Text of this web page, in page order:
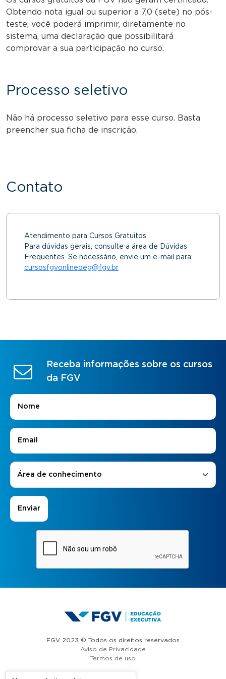
Obtendo nota igual ou superior a 7,0 (sete) no pós-
teste, você poderá imprimir, diretamente no
sistema, uma declaração que possibilitará
comprovar a sua participação no curso.
Processo seletivo
Não há processo seletivo para esse curso. Basta
preencher sua ficha de inscrição.
Contato
Atendimento para Cursos Gratuitos
Para dúvidas gerais, consulte a área de Dúvidas
Frequentes. Se necessário, envie um e-mail para:
cursosfgvonlineoeg@fgv.br
Receba informações sobre os cursos
da FGV
Nome
E-mail
Áreas de Interesse
Área de conhecimento
FGV 2023 © Todos os direitos reservados
Aviso de Privacidade
Termos de uso